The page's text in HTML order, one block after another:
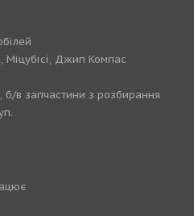
Міцубісі, Джип Компас
б/в запчастини з розбирання